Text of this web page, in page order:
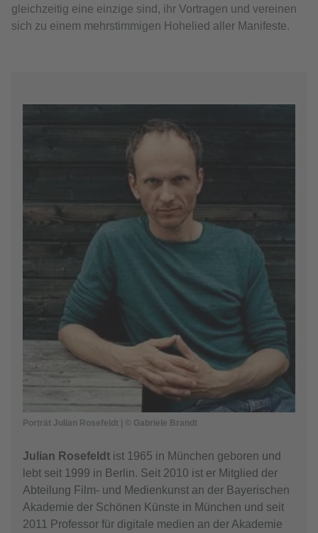
gleichzeitig eine einzige sind, ihr Vortragen und vereinen
sich zu einem mehrstimmigen Hohelied aller Manifeste.
Porträt Julian Rosefeldt | © Gabriele Brandt
Julian Rosefeldt ist 1965 in München geboren und
lebt seit 1999 in Berlin. Seit 2010 ist er Mitglied der
Abteilung Film- und Medienkunst an der Bayerischen
Akademie der Schönen Künste in München und seit
2011 Professor für digitale medien an der Akademie